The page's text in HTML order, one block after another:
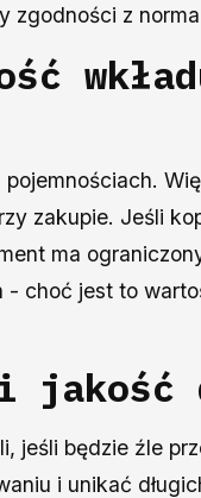
zgodności z
zakupie. Jeśli
ma
choć jest to
jeśli będzie źle
i unikać